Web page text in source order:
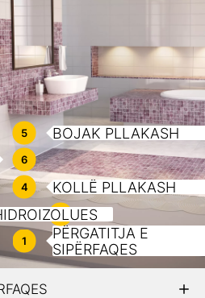
1
PËRGATITJA E
SIPËRFAQES
2
4 KOLLË PLLAKASH
5 BOJAK PLLAKASH
6